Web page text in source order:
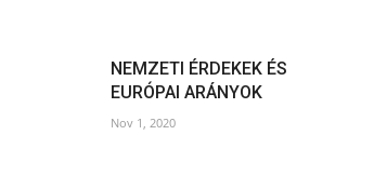
NEMZETI ÉRDEKEK ÉS
EURÓPAI ARÁNYOK
Nov 1, 2020